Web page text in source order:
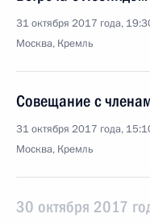
31 октября 2017 года,
Москва, Кремль
Совещание с
31 октября 2017 года,
Москва, Кремль
30 октября 2017